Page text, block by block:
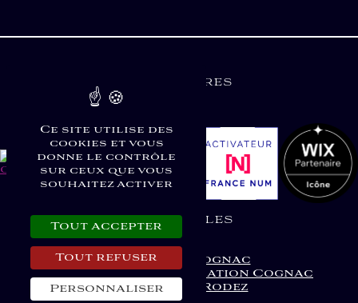
Partenaires
Liens Utiles
Graphiste Cognac
Agence de communication Cognac
Site Vitrine Rodez
Ce site utilise des
cookies et vous
donne le contrôle
sur ceux que vous
souhaitez activer
Tout accepter
Tout refuser
Personnaliser